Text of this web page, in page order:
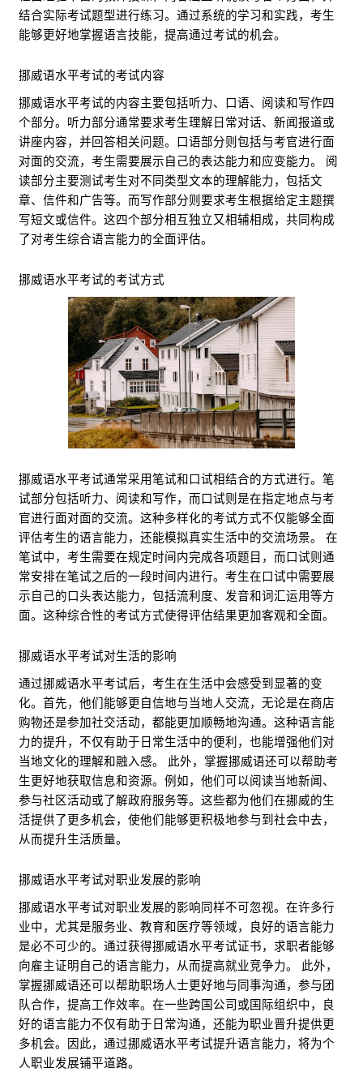
结合实际考试题型进行练习。通过系统的学习和实践，考生
能够更好地掌握语言技能，提高通过考试的机会。
挪威语水平考试的考试内容
挪威语水平考试的内容主要包括听力、口语、阅读和写作四
个部分。听力部分通常要求考生理解日常对话、新闻报道或
讲座内容，并回答相关问题。口语部分则包括与考官进行面
对面的交流，考生需要展示自己的表达能力和应变能力。 阅
读部分主要测试考生对不同类型文本的理解能力，包括文
章、信件和广告等。而写作部分则要求考生根据给定主题撰
写短文或信件。这四个部分相互独立又相辅相成，共同构成
了对考生综合语言能力的全面评估。
挪威语水平考试的考试方式
挪威语水平考试通常采用笔试和口试相结合的方式进行。笔
试部分包括听力、阅读和写作，而口试则是在指定地点与考
官进行面对面的交流。这种多样化的考试方式不仅能够全面
评估考生的语言能力，还能模拟真实生活中的交流场景。 在
笔试中，考生需要在规定时间内完成各项题目，而口试则通
常安排在笔试之后的一段时间内进行。考生在口试中需要展
示自己的口头表达能力，包括流利度、发音和词汇运用等方
面。这种综合性的考试方式使得评估结果更加客观和全面。
挪威语水平考试对生活的影响
通过挪威语水平考试后，考生在生活中会感受到显著的变
化。首先，他们能够更自信地与当地人交流，无论是在商店
购物还是参加社交活动，都能更加顺畅地沟通。这种语言能
力的提升，不仅有助于日常生活中的便利，也能增强他们对
当地文化的理解和融入感。 此外，掌握挪威语还可以帮助考
生更好地获取信息和资源。例如，他们可以阅读当地新闻、
参与社区活动或了解政府服务等。这些都为他们在挪威的生
活提供了更多机会，使他们能够更积极地参与到社会中去，
从而提升生活质量。
挪威语水平考试对职业发展的影响
挪威语水平考试对职业发展的影响同样不可忽视。在许多行
业中，尤其是服务业、教育和医疗等领域，良好的语言能力
是必不可少的。通过获得挪威语水平考试证书，求职者能够
向雇主证明自己的语言能力，从而提高就业竞争力。 此外，
掌握挪威语还可以帮助职场人士更好地与同事沟通，参与团
队合作，提高工作效率。在一些跨国公司或国际组织中，良
好的语言能力不仅有助于日常沟通，还能为职业晋升提供更
多机会。因此，通过挪威语水平考试提升语言能力，将为个
人职业发展铺平道路。